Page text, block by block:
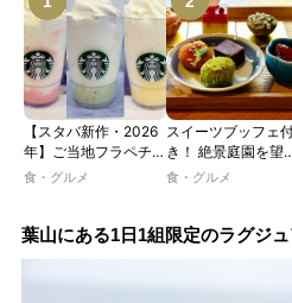
【スタバ新作・2026
年】ご当地フラペチー
ノが新登場！ 地域と
JIMOTO
PROGRAM」が青
食・グルメ
スイーツブッフェ
き！ 絶景庭園を望
ホテルレストランで
ツトレンドVol.105
食・グルメ
葉山にある1日1組限定のラグジ